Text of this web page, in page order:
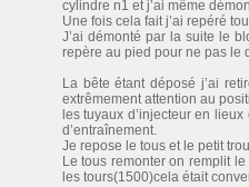
cylindre n1 et j’ai même
Une fois cela fait j’ai repéré
J’ai démonté par la suite le
repère au pied pour ne pas le
La bête étant déposé j’ai
extrêmement attention au
les tuyaux d’injecteur en
d’entraînement.
Je repose le tous et le petit
Le tous remonter on remplit
les tours(1500)cela était